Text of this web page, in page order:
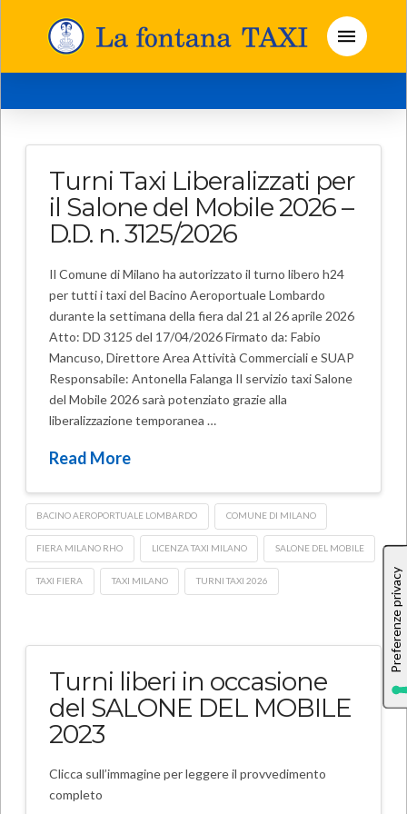
Turni Taxi Liberalizzati per
il Salone del Mobile 2026 –
D.D. n. 3125/2026
Il Comune di Milano ha autorizzato il turno libero h24
per tutti i taxi del Bacino Aeroportuale Lombardo
durante la settimana della fiera dal 21 al 26 aprile 2026
Atto: DD 3125 del 17/04/2026 Firmato da: Fabio
Mancuso, Direttore Area Attività Commerciali e SUAP
Responsabile: Antonella Falanga Il servizio taxi Salone
del Mobile 2026 sarà potenziato grazie alla
liberalizzazione temporanea …
Read More
BACINO AEROPORTUALE LOMBARDO COMUNE DI MILANO
FIERA MILANO RHO LICENZA TAXI MILANO SALONE DEL MOBILE
TAXI FIERA TAXI MILANO TURNI TAXI 2026
Turni liberi in occasione
del SALONE DEL MOBILE
2023
Clicca sull’immagine per leggere il provvedimento
completo